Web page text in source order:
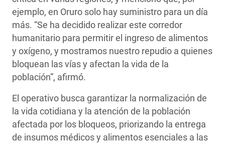
ejemplo, en Oruro solo hay suministro para un día
más. “Se ha decidido realizar este corredor
humanitario para permitir el ingreso de alimentos
y oxígeno, y mostramos nuestro repudio a quienes
bloquean las vías y afectan la vida de la
población”, afirmó.
El operativo busca garantizar la normalización de
la vida cotidiana y la atención de la población
afectada por los bloqueos, priorizando la entrega
de insumos médicos y alimentos esenciales a las